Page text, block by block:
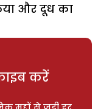
और दूध का
करें